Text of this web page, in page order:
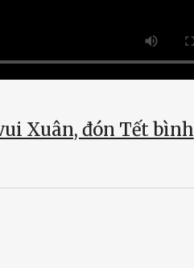
Xuân, đón Tết bình